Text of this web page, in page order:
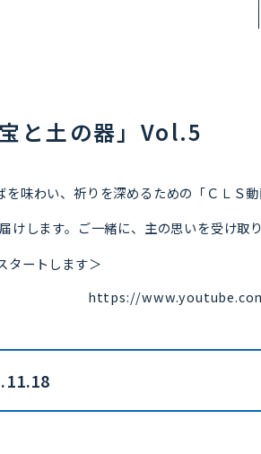
と土の器」Vol.5
味わい、祈りを深めるための「ＣＬＳ動
けします。ご一緒に、主の思いを受け取
タートします＞
https://